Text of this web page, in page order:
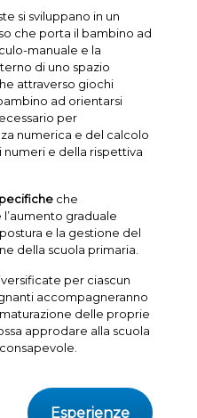
si sviluppano in un
che porta il bambino ad
manuale e la
di uno spazio
attraverso giochi
ad orientarsi
per
numerica e del calcolo
e della rispettiva
che
graduale
e la gestione del
della scuola primaria.
per ciascun
accompagneranno
delle proprie
approdare alla scuola
Esperienze